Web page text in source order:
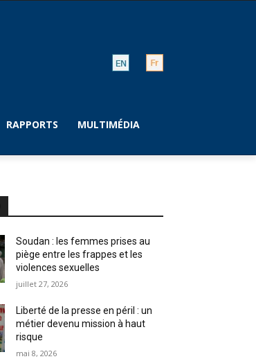
RAPPORTS MULTIMÉDIA
Soudan : les femmes prises au
piège entre les frappes et les
violences sexuelles
juillet 27, 2026
Liberté de la presse en péril : un
métier devenu mission à haut
risque
mai 8, 2026